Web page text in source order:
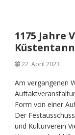
1175 Jahre
22. April 2023
Am vergangenen
Form von einer
Der
und Kulturverein